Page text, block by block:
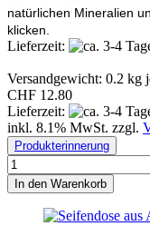
natürlichen Mineralien
klicken.
Lieferzeit:
Versandgewicht: 0.2 kg
CHF 12.80
Lieferzeit:
inkl. 8.1% MwSt. zzgl.
Produkterinnerung
In den Warenkorb